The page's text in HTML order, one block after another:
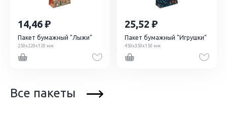
14,46
Пакет бумажный "Лыжи"
250х220х120 мм
25,52
Пакет бумажный "Игрушки"
450х350х150 мм
Все пакеты